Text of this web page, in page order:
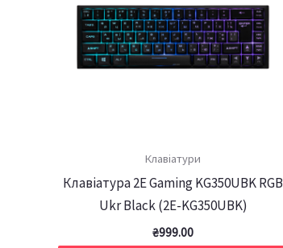
Клавіатури
Клавіатура 2E Gaming KG350UBK RGB
Ukr Black (2E-KG350UBK)
₴999.00